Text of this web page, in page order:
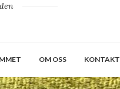
OM OSS KONTAKT